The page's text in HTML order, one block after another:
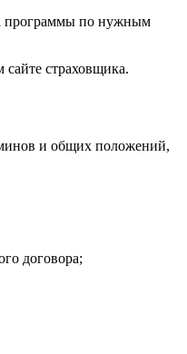
программы по нужным
страховщика.
и общих положений,
договора;